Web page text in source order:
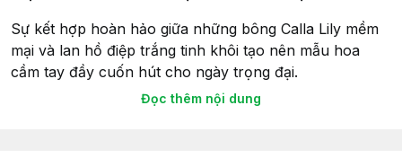
Sự kết hợp hoàn hảo giữa những bông Calla Lily mềm
mại và lan hồ điệp trắng tinh khôi tạo nên mẫu hoa
cầm tay đầy cuốn hút cho ngày trọng đại.
✨ Thiết kế sang trọng, hiện đại
Đọc thêm nội dung